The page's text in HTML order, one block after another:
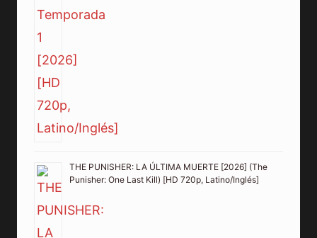
THE PUNISHER: LA ÚLTIMA MUERTE [2026] (The
Punisher: One Last Kill) [HD 720p, Latino/Inglés]